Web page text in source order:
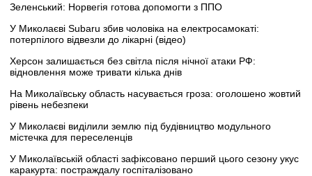
Зеленський: Норвегія готова допомогти з ППО
У Миколаєві Subaru збив чоловіка на електросамокаті:
потерпілого відвезли до лікарні (відео)
Херсон залишається без світла після нічної атаки РФ:
відновлення може тривати кілька днів
На Миколаївську область насувається гроза: оголошено жовтий
рівень небезпеки
У Миколаєві виділили землю під будівництво модульного
містечка для переселенців
У Миколаївській області зафіксовано перший цього сезону укус
каракурта: постраждалу госпіталізовано